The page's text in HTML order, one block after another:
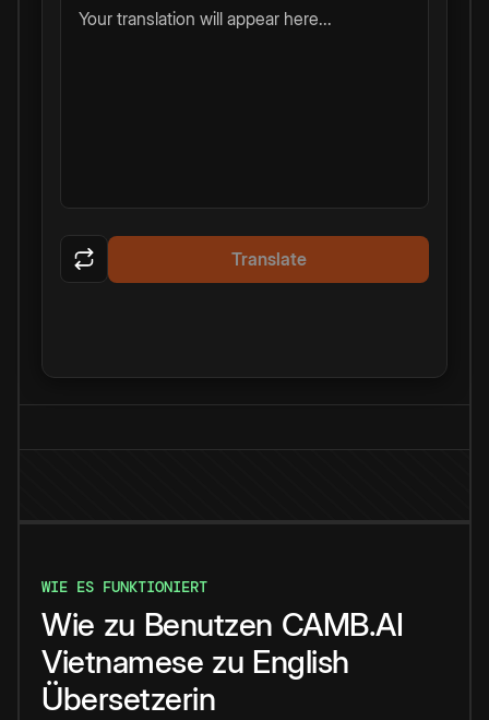
Your translation will appear here...
Translate
WIE ES FUNKTIONIERT
Wie zu Benutzen CAMB.AI
Vietnamese zu English
Übersetzerin